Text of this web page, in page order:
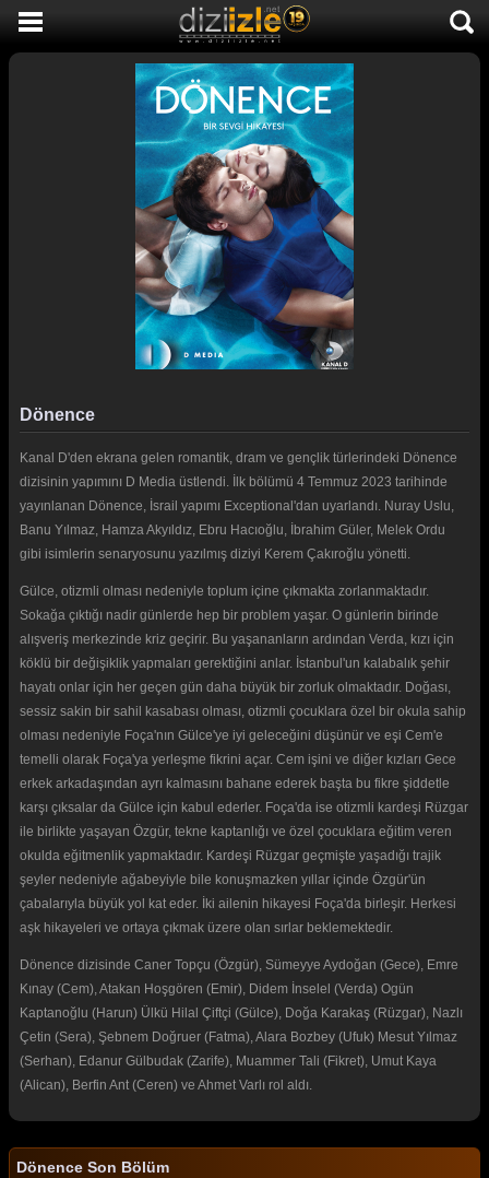
SON EKLENEN DİZİLER
GENÇLİK
DİZİ HABERLERİ
Dönence
Kanal D'den ekrana gelen romantik, dram ve gençlik türlerindeki Dönence
dizisinin yapımını D Media üstlendi. İlk bölümü 4 Temmuz 2023 tarihinde
yayınlanan Dönence, İsrail yapımı Exceptional'dan uyarlandı. Nuray Uslu,
Banu Yılmaz, Hamza Akyıldız, Ebru Hacıoğlu, İbrahim Güler, Melek Ordu
gibi isimlerin senaryosunu yazılmış diziyi Kerem Çakıroğlu yönetti.
Gülce, otizmli olması nedeniyle toplum içine çıkmakta zorlanmaktadır.
Sokağa çıktığı nadir günlerde hep bir problem yaşar. O günlerin birinde
alışveriş merkezinde kriz geçirir. Bu yaşananların ardından Verda, kızı için
köklü bir değişiklik yapmaları gerektiğini anlar. İstanbul'un kalabalık şehir
hayatı onlar için her geçen gün daha büyük bir zorluk olmaktadır. Doğası,
sessiz sakin bir sahil kasabası olması, otizmli çocuklara özel bir okula sahip
olması nedeniyle Foça'nın Gülce'ye iyi geleceğini düşünür ve eşi Cem'e
temelli olarak Foça'ya yerleşme fikrini açar. Cem işini ve diğer kızları Gece
erkek arkadaşından ayrı kalmasını bahane ederek başta bu fikre şiddetle
karşı çıksalar da Gülce için kabul ederler. Foça'da ise otizmli kardeşi Rüzgar
ile birlikte yaşayan Özgür, tekne kaptanlığı ve özel çocuklara eğitim veren
okulda eğitmenlik yapmaktadır. Kardeşi Rüzgar geçmişte yaşadığı trajik
şeyler nedeniyle ağabeyiyle bile konuşmazken yıllar içinde Özgür'ün
çabalarıyla büyük yol kat eder. İki ailenin hikayesi Foça'da birleşir. Herkesi
aşk hikayeleri ve ortaya çıkmak üzere olan sırlar beklemektedir.
Dönence dizisinde Caner Topçu (Özgür), Sümeyye Aydoğan (Gece), Emre
Kınay (Cem), Atakan Hoşgören (Emir), Didem İnselel (Verda) Ogün
Kaptanoğlu (Harun) Ülkü Hilal Çiftçi (Gülce), Doğa Karakaş (Rüzgar), Nazlı
Çetin (Sera), Şebnem Doğruer (Fatma), Alara Bozbey (Ufuk) Mesut Yılmaz
(Serhan), Edanur Gülbudak (Zarife), Muammer Tali (Fikret), Umut Kaya
(Alican), Berfin Ant (Ceren) ve Ahmet Varlı rol aldı.
Dönence Son Bölüm